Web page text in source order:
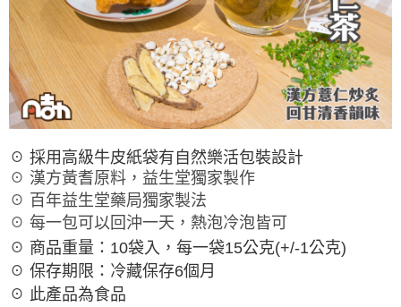
☉ 採用高級牛皮紙袋有自然樂活包裝設計
☉ 漢方黃耆原料，益生堂獨家製作
☉ 百年益生堂藥局獨家製法
☉ 每一包可以回沖一天，熱泡冷泡皆可
☉ 商品重量：10袋入，每一袋15公克(+/-1公克)
☉ 保存期限：冷藏保存6個月
☉ 此產品為食品